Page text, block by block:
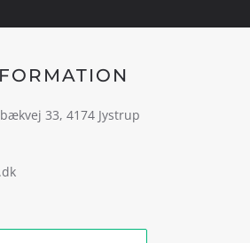
33, 4174 Jystrup